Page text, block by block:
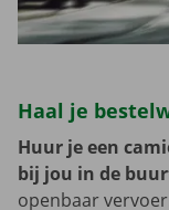
Haal je
Huur je een
bij jou in de
openbaar